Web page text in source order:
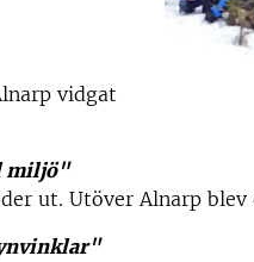
vidgat
miljö"
ut. Utöver Alnarp